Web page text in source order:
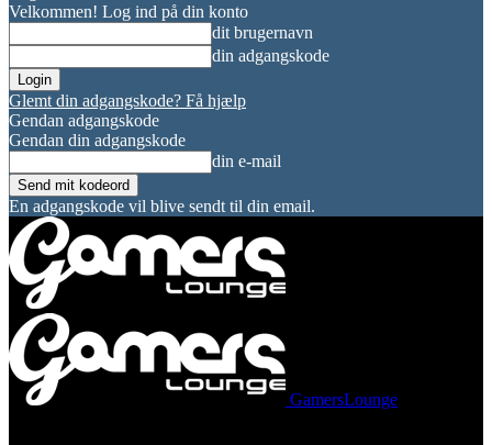
Velkommen! Log ind på din konto
dit brugernavn
din adgangskode
Glemt din adgangskode? Få hjælp
Gendan adgangskode
Gendan din adgangskode
din e-mail
En adgangskode vil blive sendt til din email.
GamersLounge